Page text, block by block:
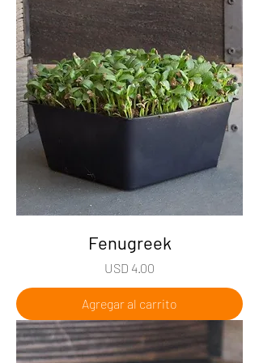
Fenugreek
Precio
USD 4.00
Agregar al carrito